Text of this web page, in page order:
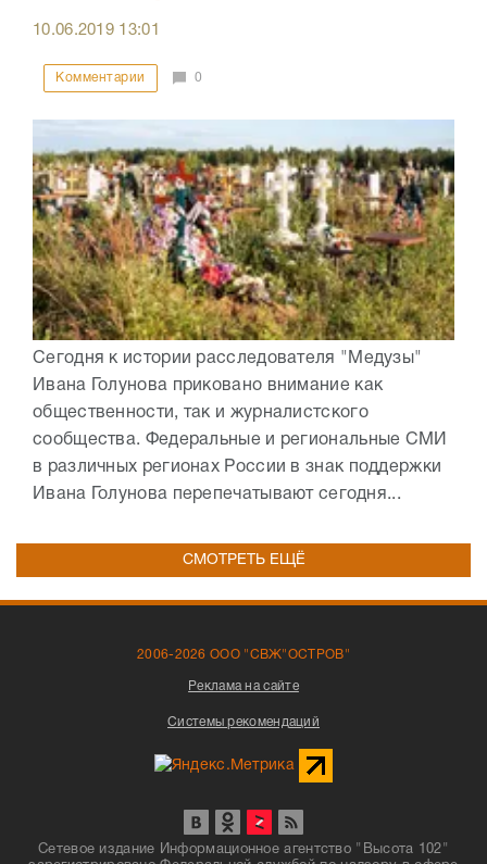
10.06.2019 13:01
Комментарии 0
Сегодня к истории расследователя "Медузы"
Ивана Голунова приковано внимание как
общественности, так и журналистского
сообщества. Федеральные и региональные СМИ
в различных регионах России в знак поддержки
Ивана Голунова перепечатывают сегодня...
СМОТРЕТЬ ЕЩЁ
2006-2026 ООО "СВЖ"ОСТРОВ"
Реклама на сайте
Системы рекомендаций
Сетевое издание Информационное агентство "Высота 102"